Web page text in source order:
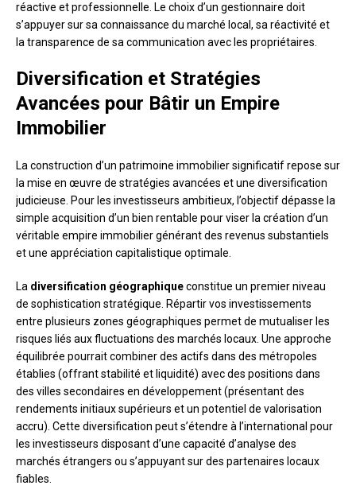
réactive et professionnelle. Le choix d’un gestionnaire doit
s’appuyer sur sa connaissance du marché local, sa réactivité et
la transparence de sa communication avec les propriétaires.
Diversification et Stratégies
Avancées pour Bâtir un Empire
Immobilier
La construction d’un patrimoine immobilier significatif repose sur
la mise en œuvre de stratégies avancées et une diversification
judicieuse. Pour les investisseurs ambitieux, l’objectif dépasse la
simple acquisition d’un bien rentable pour viser la création d’un
véritable empire immobilier générant des revenus substantiels
et une appréciation capitalistique optimale.
La diversification géographiqueconstitue un premier niveau
de sophistication stratégique. Répartir vos investissements
entre plusieurs zones géographiques permet de mutualiser les
risques liés aux fluctuations des marchés locaux. Une approche
équilibrée pourrait combiner des actifs dans des métropoles
établies (offrant stabilité et liquidité) avec des positions dans
des villes secondaires en développement (présentant des
rendements initiaux supérieurs et un potentiel de valorisation
accru). Cette diversification peut s’étendre à l’international pour
les investisseurs disposant d’une capacité d’analyse des
marchés étrangers ou s’appuyant sur des partenaires locaux
fiables.